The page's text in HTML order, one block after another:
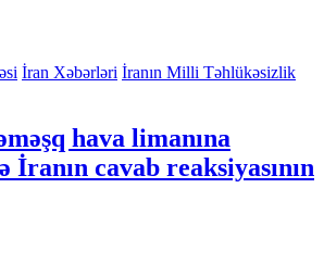
İran Xəbərləri İranın Milli Təhlükəsizlik
hava limanına
İranın cavab reaksiyasının